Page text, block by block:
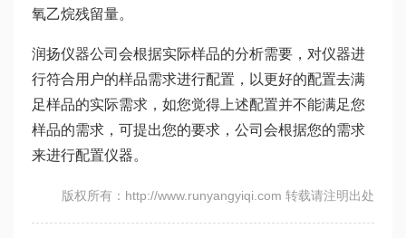
氧乙烷残留量。
润扬仪器公司会根据实际样品的分析需要，对仪器进
行符合用户的样品需求进行配置，以更好的配置去满
足样品的实际需求，如您觉得上述配置并不能满足您
样品的需求，可提出您的要求，公司会根据您的需求
来进行配置仪器。
版权所有：http://www.runyangyiqi.com 转载请注明出处